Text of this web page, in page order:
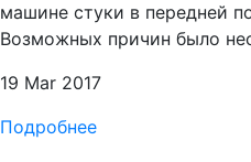
машине стуки в передней
Возможных причин было
19 Mar 2017
Подробнее